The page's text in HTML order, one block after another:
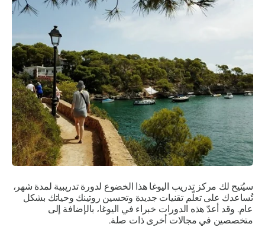
سيُتيح لك مركز تدريب اليوغا هذا الخضوع لدورة تدريبية لمدة شهر،
تُساعدك على تعلّم تقنيات جديدة وتحسين روتينك وحياتك بشكل
عام. وقد أعدّ هذه الدورات خبراء في اليوغا، بالإضافة إلى
متخصصين في مجالات أخرى ذات صلة.